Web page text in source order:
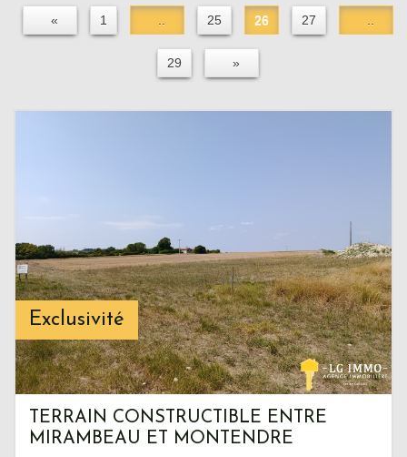
« 1 .. 25 26 27 ..
29 »
Exclusivité
TERRAIN CONSTRUCTIBLE ENTRE
MIRAMBEAU ET MONTENDRE